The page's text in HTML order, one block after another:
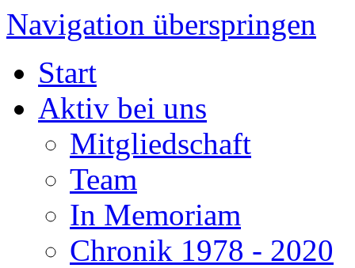
Navigation überspringen
Start
Aktiv bei uns
Mitgliedschaft
Team
In Memoriam
Chronik 1978 - 2020